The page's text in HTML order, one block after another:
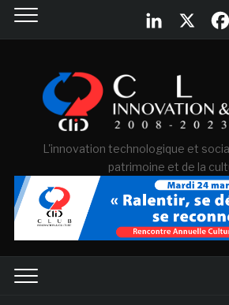
L'innovation technologique et
patrimoine et de la